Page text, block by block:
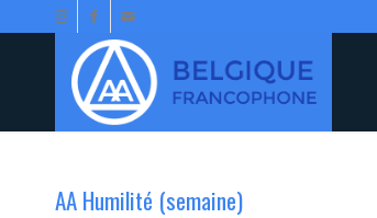
AA Humilité (semaine)